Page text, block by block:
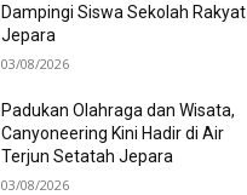
Dampingi Siswa Sekolah Rakyat
Jepara
03/08/2026
Padukan Olahraga dan Wisata,
Canyoneering Kini Hadir di Air
Terjun Setatah Jepara
03/08/2026